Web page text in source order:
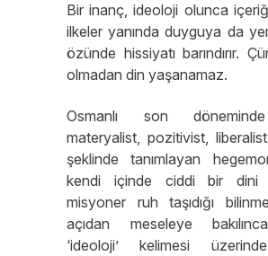
Bir inanç, ideoloji olunca
ilkeler yanında duyguya da
özünde hissiyatı barındırır.
olmadan din yaşanamaz.
Osmanlı son
materyalist, pozitivist,
şeklinde tanımlayan
kendi içinde ciddi bir dini
misyoner ruh taşıdığı
açıdan meseleye
‘ideoloji’ kelimesi